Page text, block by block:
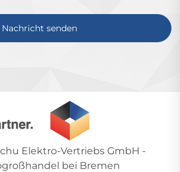
Nachricht senden
Elektro-Vertriebs GmbH -
bei Bremen